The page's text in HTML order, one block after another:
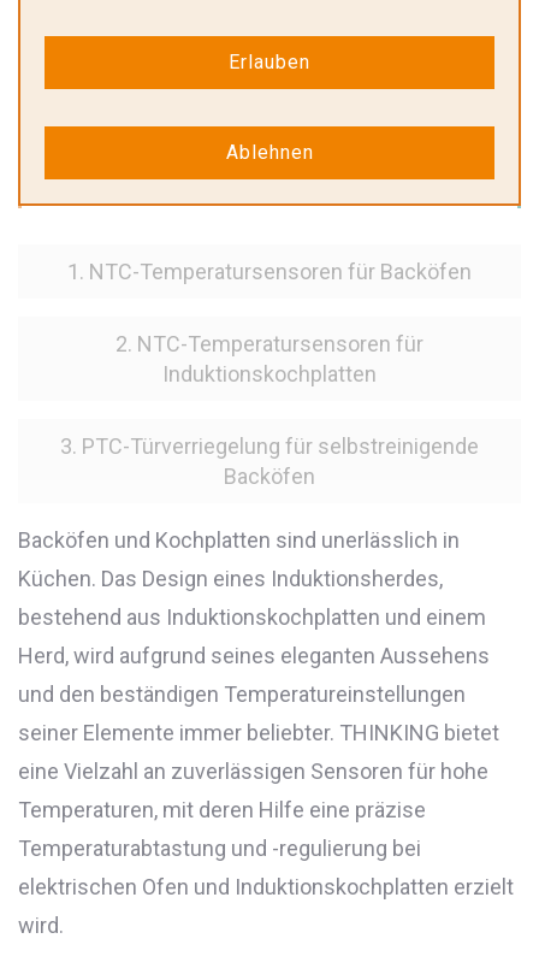
Lösungen für Backöfen und
Induktionskochplatten
1. NTC-Temperatursensoren für Backöfen
2. NTC-Temperatursensoren für
Induktionskochplatten
3. PTC-Türverriegelung für selbstreinigende
Backöfen
Backöfen und Kochplatten sind unerlässlich in
Küchen. Das Design eines Induktionsherdes,
bestehend aus Induktionskochplatten und einem
Herd, wird aufgrund seines eleganten Aussehens
und den beständigen Temperatureinstellungen
seiner Elemente immer beliebter. THINKING bietet
eine Vielzahl an zuverlässigen Sensoren für hohe
Temperaturen, mit deren Hilfe eine präzise
Temperaturabtastung und -regulierung bei
elektrischen Ofen und Induktionskochplatten erzielt
wird.
Erlauben
Ablehnen